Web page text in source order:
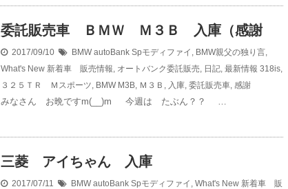
委託販売車 ＢＭＷ Ｍ３Ｂ 入庫（感謝
2017/09/10 BMW autoBank Spモディファイ BMW親父の独り言
What's New 新着車 販売情報 オートバンク委託販売 日記 最新情報 318is
３２５ＴＲ Ｍスポーツ BMW M3B Ｍ３Ｂ 入庫 委託販売車 感謝
みなさん お晩ですm(__)m 今週は たぶん？？ …
三菱 アイちゃん 入庫
2017/07/11 BMW autoBank Spモディファイ What's New 新着車 販